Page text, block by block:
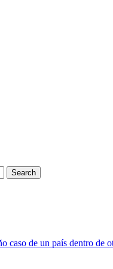
caso de un país dentro de